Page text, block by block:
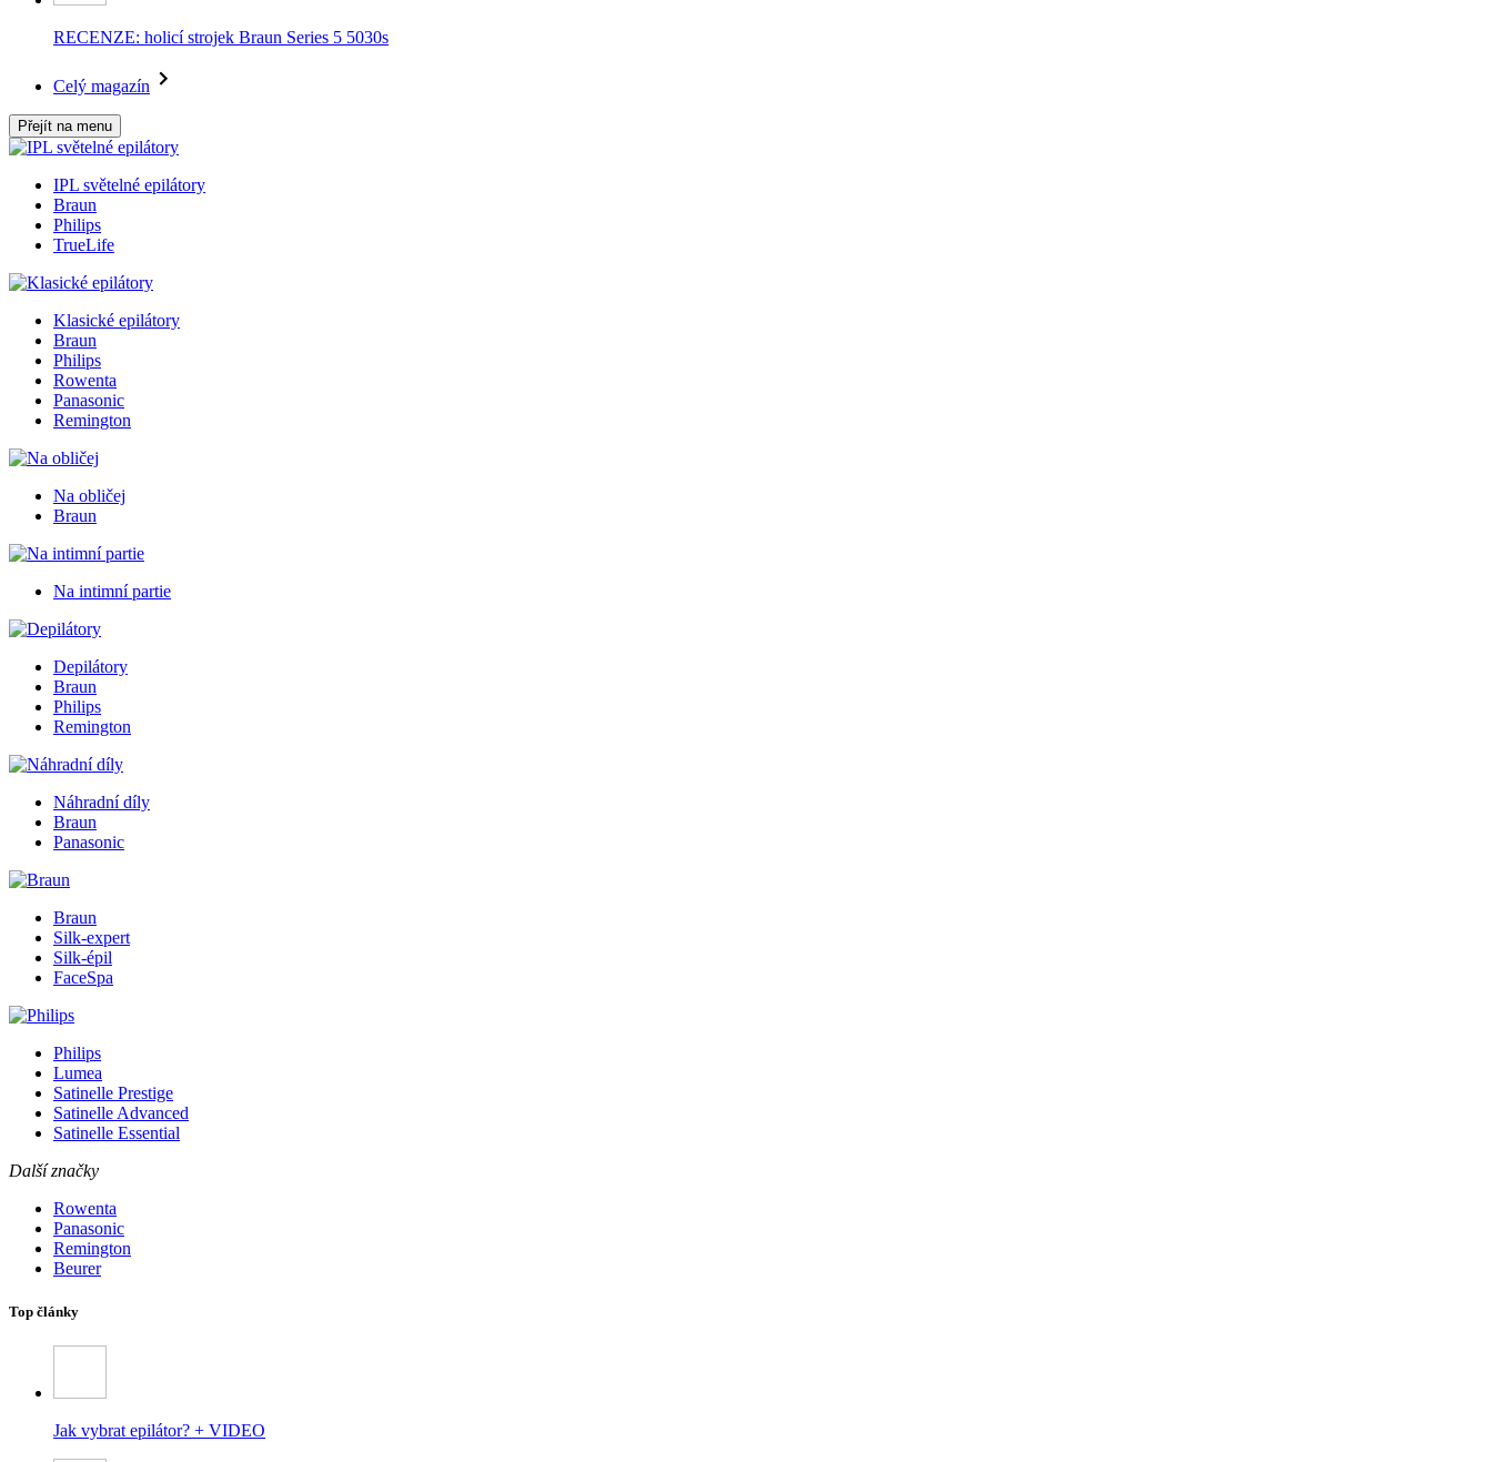
RECENZE: holicí strojek Braun Series 5 5030s
Celý magazín
Přejít na menu
IPL světelné epilátory
Braun
Philips
TrueLife
Klasické epilátory
Braun
Philips
Rowenta
Panasonic
Remington
Na obličej
Braun
Na intimní partie
Depilátory
Braun
Philips
Remington
Náhradní díly
Braun
Panasonic
Braun
Silk-expert
Silk-épil
FaceSpa
Philips
Lumea
Satinelle Prestige
Satinelle Advanced
Satinelle Essential
Další značky
Rowenta
Panasonic
Remington
Beurer
Top články
Jak vybrat epilátor? + VIDEO